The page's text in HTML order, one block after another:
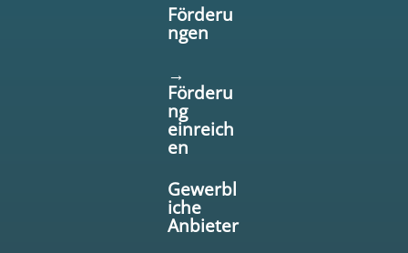
Förderu
ngen
→
Förderu
ng
einreich
en
Gewerbl
iche
Anbieter